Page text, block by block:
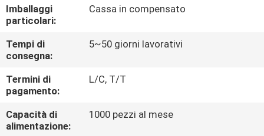
CONTROLLO
DELLA
QUALITÀ
CONTATTACI
NOTIZIE
Imballaggi
particolari:
Cassa in compensato
Tempi di
consegna:
5~50 giorni lavorativi
Termini di
pagamento:
L/C, T/T
Capacità di
alimentazione:
1000 pezzi al mese